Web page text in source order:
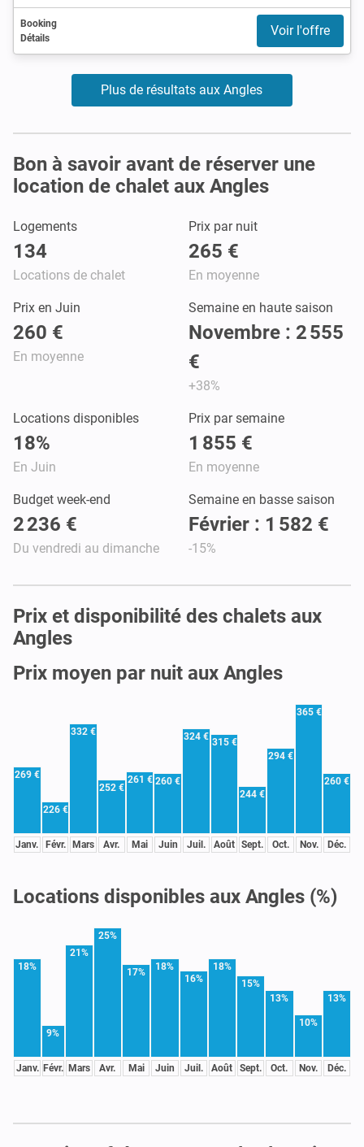
Booking
Détails
Voir l'offre
Plus de résultats aux Angles
Bon à savoir avant de réserver une
location de chalet aux Angles
Logements
134
Locations de chalet
Prix par nuit
265 €
En moyenne
Prix en Juin
260 €
En moyenne
Semaine en haute saison
Novembre : 2 555
€
+38%
Locations disponibles
18%
En Juin
Prix par semaine
1 855 €
En moyenne
Budget week-end
2 236 €
Du vendredi au dimanche
Semaine en basse saison
Février : 1 582 €
-15%
Prix et disponibilité des chalets aux
Angles
Prix moyen par nuit aux Angles
269 €
Janv.
226 €
Févr.
332 €
Mars
252 €
Avr.
261 €
Mai
260 €
Juin
324 €
Juil.
315 €
Août
244 €
Sept.
294 €
Oct.
365 €
Nov.
260 €
Déc.
Locations disponibles aux Angles (%)
18%
Janv.
9%
Févr.
21%
Mars
25%
Avr.
17%
Mai
18%
Juin
16%
Juil.
18%
Août
15%
Sept.
13%
Oct.
10%
Nov.
13%
Déc.